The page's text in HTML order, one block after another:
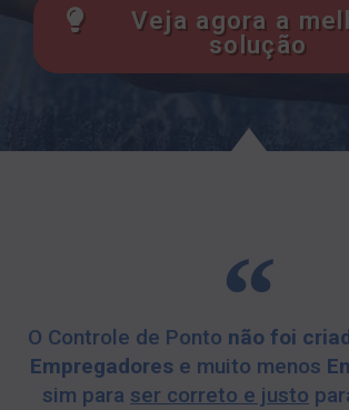
Veja agora a
solução
O Controle de Ponto não foi
Empregadores e muito menos
sim para ser correto e justo